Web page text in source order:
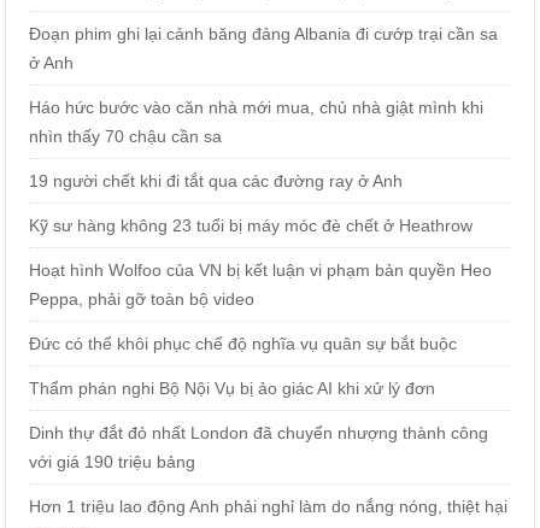
Đoạn phim ghi lại cảnh băng đảng Albania đi cướp trại cần sa
ở Anh
Háo hức bước vào căn nhà mới mua, chủ nhà giật mình khi
nhìn thấy 70 chậu cần sa
19 người chết khi đi tắt qua các đường ray ở Anh
Kỹ sư hàng không 23 tuổi bị máy móc đè chết ở Heathrow
Hoạt hình Wolfoo của VN bị kết luận vi phạm bản quyền Heo
Peppa, phải gỡ toàn bộ video
Đức có thể khôi phục chế độ nghĩa vụ quân sự bắt buộc
Thẩm phán nghi Bộ Nội Vụ bị ảo giác AI khi xử lý đơn
Dinh thự đắt đỏ nhất London đã chuyển nhượng thành công
với giá 190 triệu bảng
Hơn 1 triệu lao động Anh phải nghỉ làm do nắng nóng, thiệt hại